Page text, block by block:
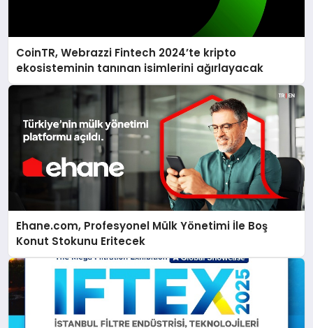
CoinTR, Webrazzi Fintech 2024’te kripto
ekosisteminin tanınan isimlerini ağırlayacak
Ehane.com, Profesyonel Mülk Yönetimi İle Boş
Konut Stokunu Eritecek